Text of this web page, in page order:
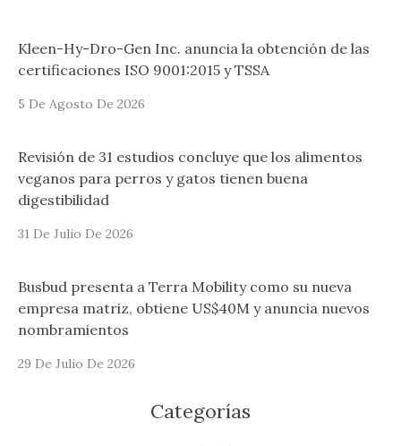
Kleen-Hy-Dro-Gen Inc. anuncia la obtención de las
certificaciones ISO 9001:2015 y TSSA
5 De Agosto De 2026
Revisión de 31 estudios concluye que los alimentos
veganos para perros y gatos tienen buena
digestibilidad
31 De Julio De 2026
Busbud presenta a Terra Mobility como su nueva
empresa matriz, obtiene US$40M y anuncia nuevos
nombramientos
29 De Julio De 2026
Categorías